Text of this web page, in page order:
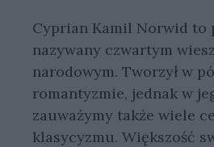
Cyprian Kamil Norwid to
nazywany czwartym
narodowym. Tworzył w
romantyzmie, jednak w
zauważymy także wiele
klasycyzmu. Większość